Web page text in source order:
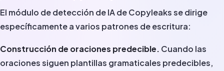
El módulo de detección de IA de Copyleaks se dirige
específicamente a varios patrones de escritura:
Construcción de oraciones predecible. Cuando las
oraciones siguen plantillas gramaticales predecibles,